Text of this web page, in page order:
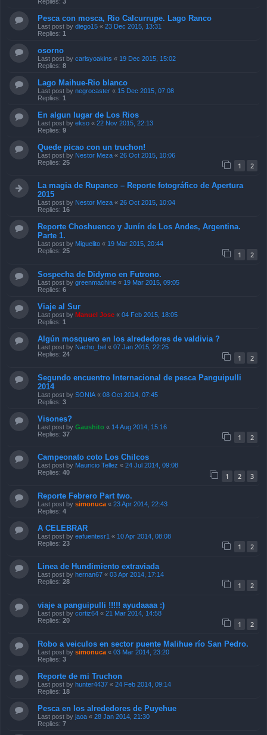
Pesca con mosca, Rio Calcurrupe. Lago Ranco
Last post by diego15 « 23 Dec 2015, 13:31
Replies: 1
osorno
Last post by carlsyoakins « 19 Dec 2015, 15:02
Replies: 8
Lago Maihue-Rio blanco
Last post by negrocaster « 15 Dec 2015, 07:08
Replies: 1
En algun lugar de Los Rios
Last post by ekso « 22 Nov 2015, 22:13
Replies: 9
Quede picao con un truchon!
Last post by Nestor Meza « 26 Oct 2015, 10:06
Replies: 25 1 2
La magia de Rupanco – Reporte fotográfico de Apertura
2015
Last post by Nestor Meza « 26 Oct 2015, 10:04
Replies: 16
Reporte Choshuenco y Junín de Los Andes, Argentina.
Parte 1.
Last post by Miguelito « 19 Mar 2015, 20:44
Replies: 25 1 2
Sospecha de Didymo en Futrono.
Last post by greenmachine « 19 Mar 2015, 09:05
Replies: 6
Viaje al Sur
Last post by Manuel Jose « 04 Feb 2015, 18:05
Replies: 1
Algún mosquero en los alrededores de valdivia ?
Last post by Nacho_bel « 07 Jan 2015, 22:25
Replies: 24 1 2
Segundo encuentro Internacional de pesca Panguipulli
2014
Last post by SONIA « 08 Oct 2014, 07:45
Replies: 3
Visones?
Last post by Gaushito « 14 Aug 2014, 15:16
Replies: 37 1 2
Campeonato coto Los Chilcos
Last post by Mauricio Tellez « 24 Jul 2014, 09:08
Replies: 40 1 2 3
Reporte Febrero Part two.
Last post by simonuca « 23 Apr 2014, 22:43
Replies: 4
A CELEBRAR
Last post by eafuentesr1 « 10 Apr 2014, 08:08
Replies: 23 1 2
Linea de Hundimiento extraviada
Last post by hernan67 « 03 Apr 2014, 17:14
Replies: 28 1 2
viaje a panguipulli !!!!! ayudaaaa :)
Last post by cortiz64 « 21 Mar 2014, 14:58
Replies: 20 1 2
Robo a veiculos en sector puente Malihue río San Pedro.
Last post by simonuca « 03 Mar 2014, 23:20
Replies: 3
Reporte de mi Truchon
Last post by hunter4437 « 24 Feb 2014, 09:14
Replies: 18
Pesca en los alrededores de Puyehue
Last post by jaoa « 28 Jan 2014, 21:30
Replies: 7